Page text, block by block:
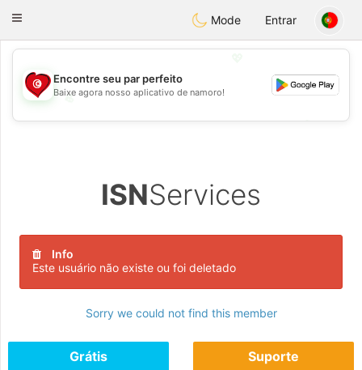
Tunisia Dating
Toggle
Mode Entrar
💖
💕
Encontre seu par perfeito
Baixe agora nosso aplicativo de namoro!
ISNServices
Info
Este usuário não existe ou foi deletado
Sorry we could not find this member
Grátis Suporte